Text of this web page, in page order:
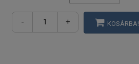
- + KOSÁRBA!